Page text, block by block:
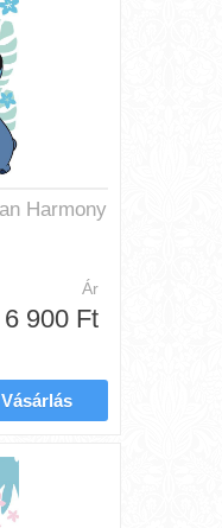
Harmony
Ár
6 900 Ft